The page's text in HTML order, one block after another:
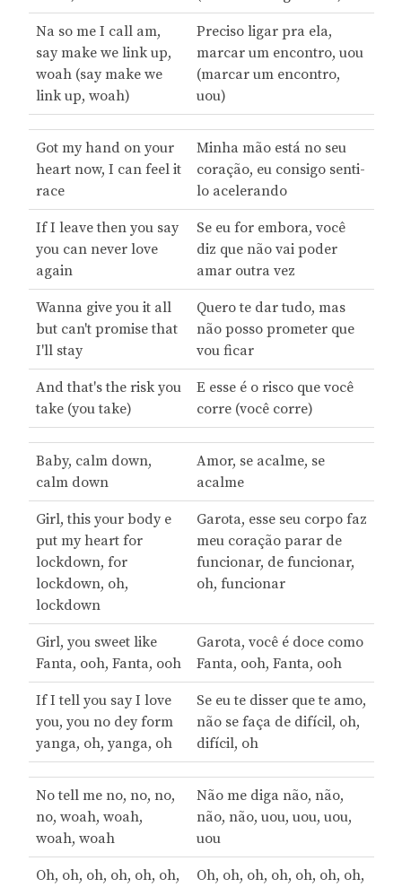
Na so me I call am,
say make we link up,
woah (say make we
link up, woah)
Preciso ligar pra ela,
marcar um encontro, uou
(marcar um encontro,
uou)
Got my hand on your
heart now, I can feel it
race
Minha mão está no seu
coração, eu consigo senti-
lo acelerando
If I leave then you say
you can never love
again
Se eu for embora, você
diz que não vai poder
amar outra vez
Wanna give you it all
but can't promise that
I'll stay
Quero te dar tudo, mas
não posso prometer que
vou ficar
And that's the risk you
take (you take)
E esse é o risco que você
corre (você corre)
Baby, calm down,
calm down
Amor, se acalme, se
acalme
Girl, this your body e
put my heart for
lockdown, for
lockdown, oh,
lockdown
Garota, esse seu corpo faz
meu coração parar de
funcionar, de funcionar,
oh, funcionar
Girl, you sweet like
Fanta, ooh, Fanta, ooh
Garota, você é doce como
Fanta, ooh, Fanta, ooh
If I tell you say I love
you, you no dey form
yanga, oh, yanga, oh
Se eu te disser que te amo,
não se faça de difícil, oh,
difícil, oh
No tell me no, no, no,
no, woah, woah,
woah, woah
Não me diga não, não,
não, não, uou, uou, uou,
uou
Oh, oh, oh, oh, oh, oh,
Oh, oh, oh, oh, oh, oh, oh,